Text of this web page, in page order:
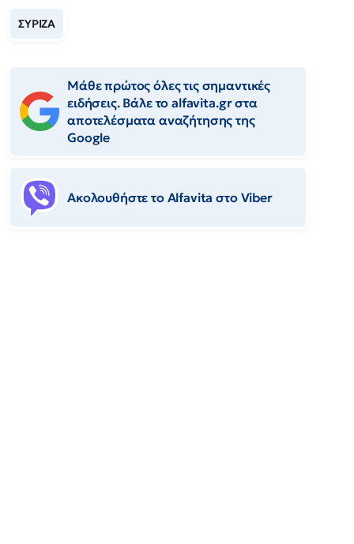
ΣΥΡΙΖΑ
Μάθε πρώτος όλες τις σημαντικές
ειδήσεις. Βάλε το alfavita.gr στα
αποτελέσματα αναζήτησης της
Google
Ακολουθήστε το Αlfavita στο Viber